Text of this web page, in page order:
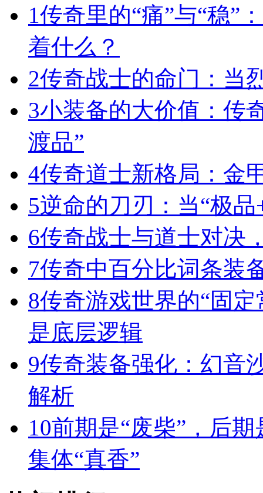
1传奇里的“痛”与“稳”
着什么？
2传奇战士的命门：当
3小装备的大价值：传
渡品”
4传奇道士新格局：金
5逆命的刀刃：当“极
6传奇战士与道士对决
7传奇中百分比词条装
8传奇游戏世界的“固
是底层逻辑
9传奇装备强化：幻音
解析
10前期是“废柴”，后
集体“真香”